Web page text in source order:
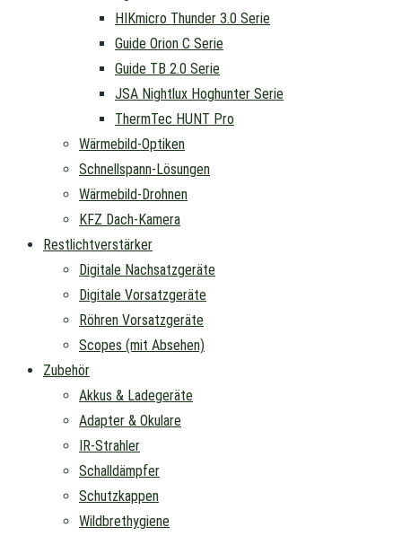
HIKmicro Thunder 3.0 Serie
Guide Orion C Serie
Guide TB 2.0 Serie
JSA Nightlux Hoghunter Serie
ThermTec HUNT Pro
Wärmebild-Optiken
Schnellspann-Lösungen
Wärmebild-Drohnen
KFZ Dach-Kamera
Restlichtverstärker
Digitale Nachsatzgeräte
Digitale Vorsatzgeräte
Röhren Vorsatzgeräte
Scopes (mit Absehen)
Zubehör
Akkus & Ladegeräte
Adapter & Okulare
IR-Strahler
Schalldämpfer
Schutzkappen
Wildbrethygiene